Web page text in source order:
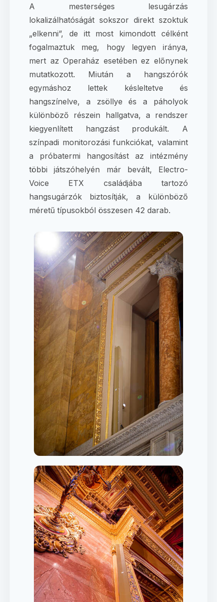
​A mesterséges lesugárzás
lokalizálhatóságát sokszor direkt szoktuk
„elkenni”, de itt most kimondott célként
fogalmaztuk meg, hogy legyen iránya,
mert az Operaház esetében ez előnynek
mutatkozott. Miután a hangszórók
egymáshoz lettek késleltetve és
hangszínelve, a zsöllye és a páholyok
különböző részein hallgatva, a rendszer
kiegyenlített hangzást produkált. A
színpadi monitorozási funkciókat, valamint
a próbatermi hangosítást az intézmény
többi játszóhelyén már bevált, Electro-
Voice ETX családjába tartozó
hangsugárzók biztosítják, a különböző
méretű típusokból összesen 42 darab.